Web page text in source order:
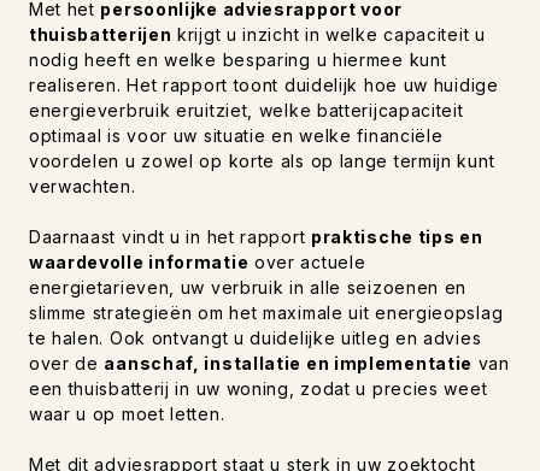
Met het persoonlijke adviesrapport voor
thuisbatterijen krijgt u inzicht in welke capaciteit u
nodig heeft en welke besparing u hiermee kunt
realiseren. Het rapport toont duidelijk hoe uw huidige
energieverbruik eruitziet, welke batterijcapaciteit
optimaal is voor uw situatie en welke financiële
voordelen u zowel op korte als op lange termijn kunt
verwachten.
Daarnaast vindt u in het rapport praktische tips en
waardevolle informatie over actuele
energietarieven, uw verbruik in alle seizoenen en
slimme strategieën om het maximale uit energieopslag
te halen. Ook ontvangt u duidelijke uitleg en advies
over de aanschaf, installatie en implementatie van
een thuisbatterij in uw woning, zodat u precies weet
waar u op moet letten.
Met dit adviesrapport staat u sterk in uw zoektocht